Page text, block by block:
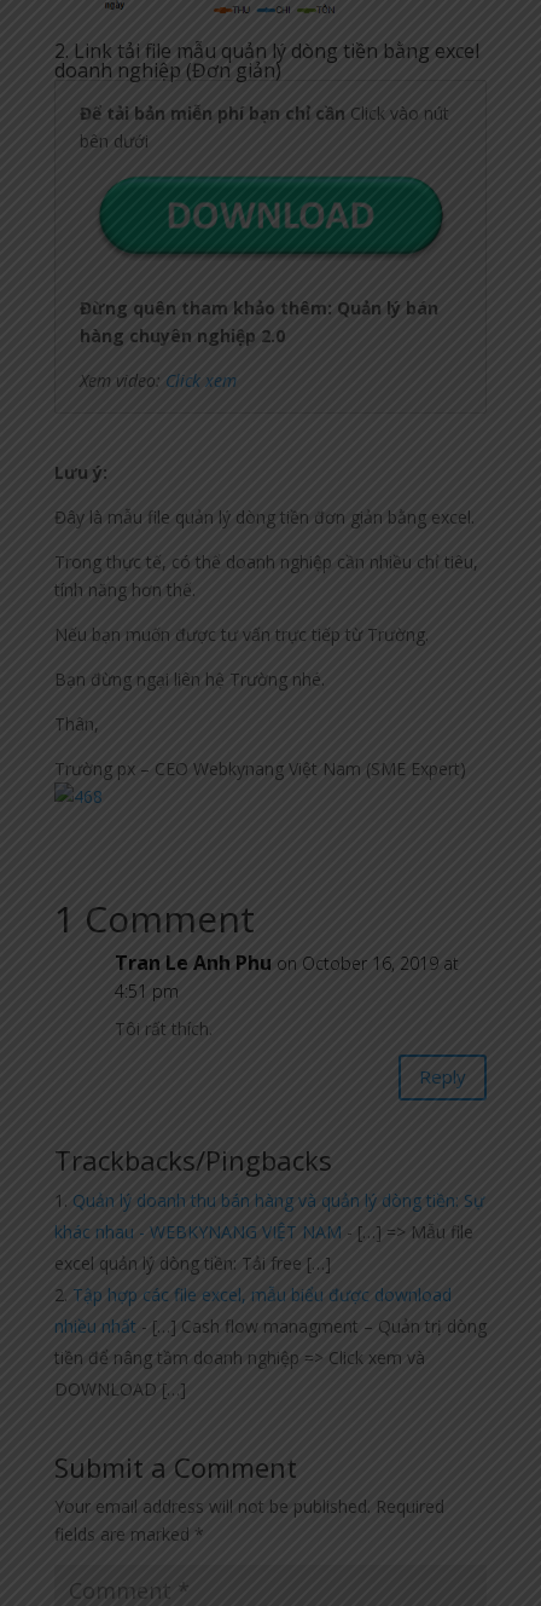
2. Link tải file mẫu quản lý dòng tiền bằng excel
doanh nghiệp (Đơn giản)
Đểtải bản miễn phíbạn chỉcần Click vào nút
bên dưới
Đừng quên tham khảo thêm: Quản lý bán
hàng chuyên nghiệp 2.0
Xem video: Click xem
Lưu ý:
Đây là mẫu file quản lý dòng tiền đơn giản bằng excel.
Trong thực tế, có thể doanh nghiệp cần nhiều chỉ tiêu,
tính năng hơn thế.
Nếu bạn muốn được tư vấn trực tiếp từ Trường.
Bạn đừng ngại liên hệ Trường nhé.
Thân,
Trường px – CEO Webkynang Việt Nam (SME Expert)
1 Comment
Tran Le Anh Phu on October 16, 2019 at
4:51 pm
Tôi rất thích.
Reply
Trackbacks/Pingbacks
Quản lý doanh thu bán hàng và quản lý dòng tiền: Sự
khác nhau - WEBKYNANG VIỆT NAM - […] => Mẫu file
excel quản lý dòng tiền: Tải free […]
Tập hợp các file excel, mẫu biểu được download
nhiều nhất - […] Cash flow managment – Quản trị dòng
tiền để nâng tầm doanh nghiệp => Click xem và
DOWNLOAD […]
Submit a Comment
Your email address will not be published. Required
fields are marked *